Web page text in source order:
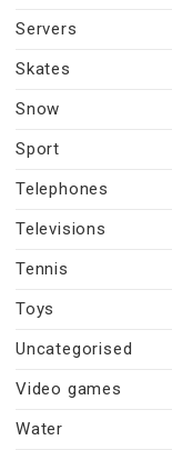
Servers
Skates
Snow
Sport
Telephones
Televisions
Tennis
Toys
Uncategorised
Video games
Water